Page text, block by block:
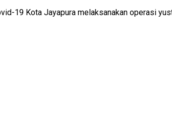
19 Kota Jayapura melaksanakan operasi